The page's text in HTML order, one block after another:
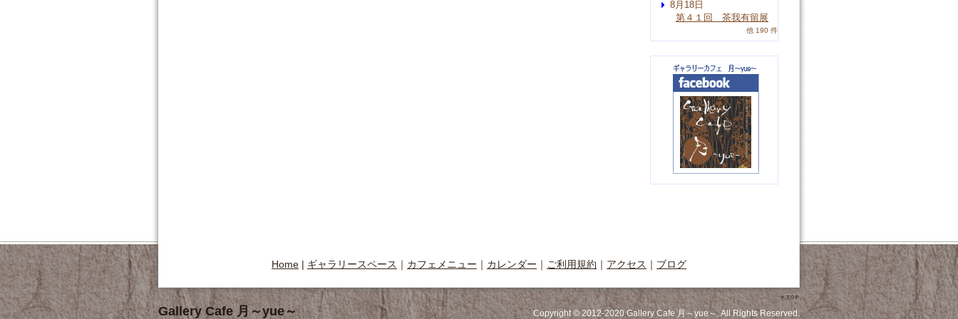
8月18日
第４１回 茶我有留展
他 190 件
Home | ギャラリースペース ｜ カフェメニュー ｜ カレンダー ｜ ご利用規約 ｜ アクセス ｜ ブログ
Gallery Cafe 月～yue～ Copyright © 2012-2020 Gallery Cafe 月～yue～. All Rights Reserved.